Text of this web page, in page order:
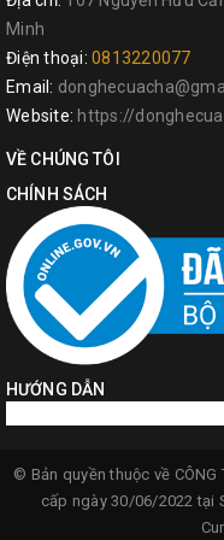
Minh
Điện thoại: 0813220077
Email:
Website: https://
VỀ CHÚNG TÔI
CHÍNH SÁCH
HƯỚNG DẪN
© Bản quyền thuộc về CÔNG
cấp ngày 30/06/2022 tại